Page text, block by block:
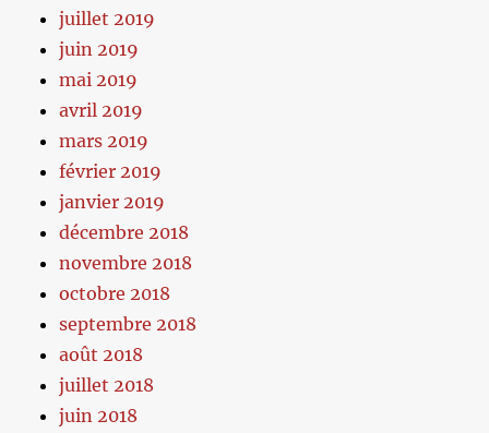
juillet 2019
juin 2019
mai 2019
avril 2019
mars 2019
février 2019
janvier 2019
décembre 2018
novembre 2018
octobre 2018
septembre 2018
août 2018
juillet 2018
juin 2018